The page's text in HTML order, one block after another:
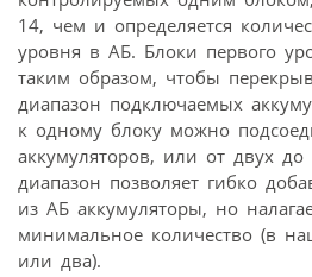
14, чем и определяется
уровня в АБ. Блоки первого
таким образом, чтобы
диапазон подключаемых
к одному блоку можно
аккумуляторов, или от двух до
диапазон позволяет гибко
из АБ аккумуляторы, но
минимальное количество (в
или два).